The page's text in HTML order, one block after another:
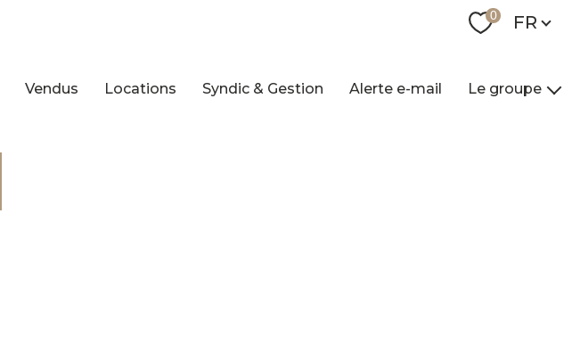
0 Langue
FR
Vendus Locations Syndic & Gestion Alerte e-mail Le groupe